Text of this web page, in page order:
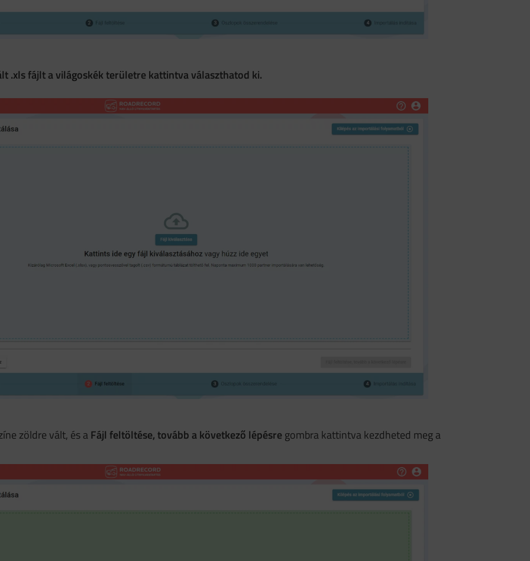
.xls fájlt a világoskék területre kattintva választhatod ki.
zöldre vált, és aFájl feltöltése, tovább a következő lépésregombra kattintva kezdheted meg a